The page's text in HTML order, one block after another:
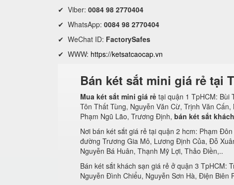
✔ Viber: 0084 98 2770404
✔ WhatsApp: 0084 98 2770404
✔ WeChat ID: FactorySafes
✔ WWW: https://ketsatcaocap.vn
Bán két sắt mini giá rẻ tại
Mua két sắt mini giá rẻ tại quận 1 TpHCM: Bùi
Tôn Thất Tùng, Nguyễn Văn Cừ, Trịnh Văn
Phạm Ngũ Lão, Trương Định, bán két sắt
Nơi bán két sắt giá rẻ tại quận 2 hcm: Phạm
đường Trương Gia Mô, Lương Định Của, Đỗ
Nguyễn Bá Huân, Thạnh Mỹ Lợi, Thảo Điền,..
Bán két sắt khách sạn giá rẻ ở quận 3 TpHCM:
Nguyễn Đình Chiểu, Nguyễn Sơn Hà, Điện Biên